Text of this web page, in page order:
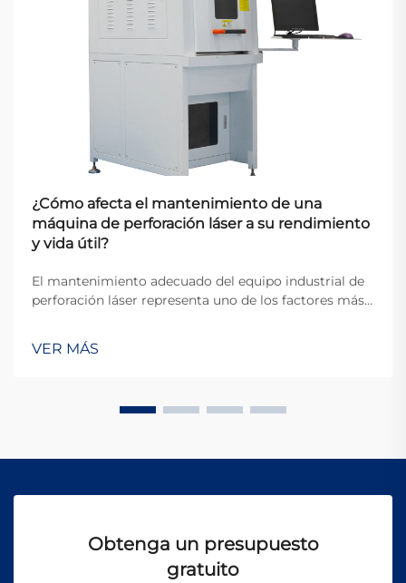
¿Cómo afecta el mantenimiento de una
máquina de perforación láser a su rendimiento
y vida útil?
El mantenimiento adecuado del equipo industrial de
perforación láser representa uno de los factores más
longevidad del equipo en entornos de fabricación
modernos. Cuando las organizaciones invierten en
VER MÁS
Obtenga un presupuesto
gratuito